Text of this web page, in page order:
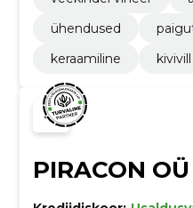
ühendused
keraamiline
kivivill
PIRACON OÜ